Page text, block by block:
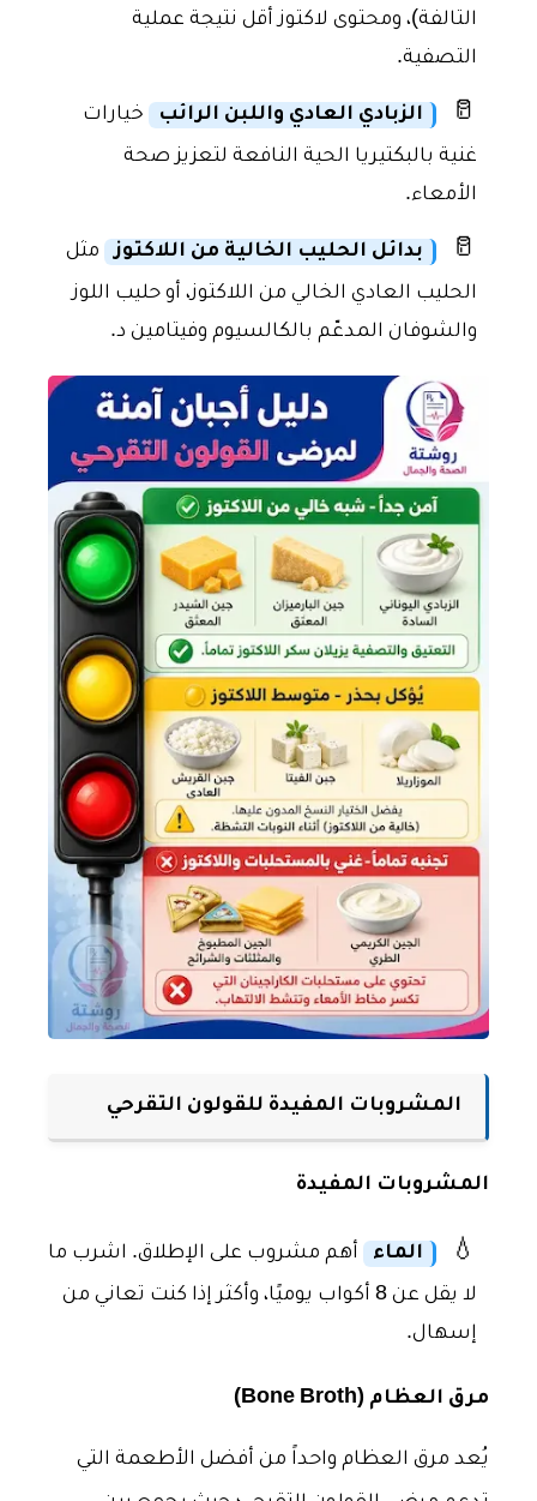
التالفة)، ومحتوى لاكتوز أقل نتيجة عملية
التصفية.
🥛 الزبادي العادي واللبن الرائب
خيارات
غنية بالبكتيريا الحية النافعة لتعزيز صحة
الأمعاء.
🥛 بدائل الحليب الخالية من اللاكتوز
مثل
الحليب العادي الخالي من اللاكتوز، أو حليب اللوز
والشوفان المدعّم بالكالسيوم وفيتامين د.
المشروبات المفيدة للقولون التقرحي
المشروبات المفيدة
💧 الماء
أهم مشروب على الإطلاق. اشرب ما
لا يقل عن 8 أكواب يوميًا، وأكثر إذا كنت تعاني من
إسهال.
مرق العظام (Bone Broth)
يُعد مرق العظام واحداً من أفضل الأطعمة التي